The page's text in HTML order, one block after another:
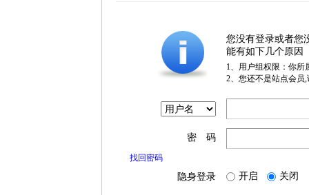
您没有登录或者您
能有如下几个原因
1、用户组权限：你所
2、您还不是站点会员
密 码
找回密码
隐身登录 开启 关闭